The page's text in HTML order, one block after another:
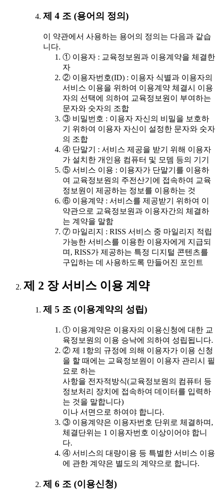
제 4 조 (용어의 정의)
이 약관에서 사용하는 용어의 정의는 다음과 같습
니다.
① 이용자 : 교육정보원과 이용계약을 체결한
자
② 이용자번호(ID) : 이용자 식별과 이용자의
서비스 이용을 위하여 이용계약 체결시 이용
자의 선택에 의하여 교육정보원이 부여하는
문자와 숫자의 조합
③ 비밀번호 : 이용자 자신의 비밀을 보호하
기 위하여 이용자 자신이 설정한 문자와 숫자
의 조합
④ 단말기 : 서비스 제공을 받기 위해 이용자
가 설치한 개인용 컴퓨터 및 모뎀 등의 기기
⑤ 서비스 이용 : 이용자가 단말기를 이용하
여 교육정보원의 주전산기에 접속하여 교육
정보원이 제공하는 정보를 이용하는 것
⑥ 이용계약 : 서비스를 제공받기 위하여 이
약관으로 교육정보원과 이용자간의 체결하
는 계약을 말함
⑦ 마일리지 : RISS 서비스 중 마일리지 적립
가능한 서비스를 이용한 이용자에게 지급되
며, RISS가 제공하는 특정 디지털 콘텐츠를
구입하는 데 사용하도록 만들어진 포인트
제 2 장 서비스 이용 계약
제 5 조 (이용계약의 성립)
① 이용계약은 이용자의 이용신청에 대한 교
육정보원의 이용 승낙에 의하여 성립됩니다.
② 제 1항의 규정에 의해 이용자가 이용 신청
을 할 때에는 교육정보원이 이용자 관리시 필
요로 하는
사항을 전자적방식(교육정보원의 컴퓨터 등
정보처리 장치에 접속하여 데이터를 입력하
는 것을 말합니다)
이나 서면으로 하여야 합니다.
③ 이용계약은 이용자번호 단위로 체결하며,
체결단위는 1 이용자번호 이상이어야 합니
다.
④ 서비스의 대량이용 등 특별한 서비스 이용
에 관한 계약은 별도의 계약으로 합니다.
제 6 조 (이용신청)